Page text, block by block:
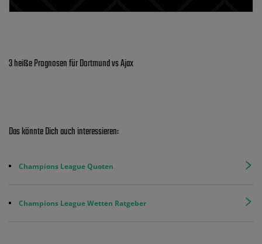
3 heiße Prognosen für Dortmund vs Ajax
Das könnte Dich auch interessieren:
Champions League Quoten
Champions League Wetten Ratgeber